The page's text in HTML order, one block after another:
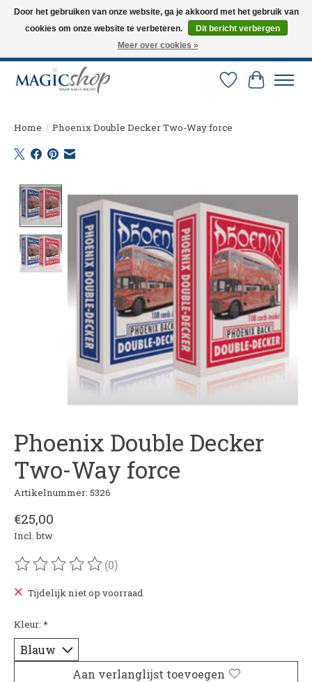
Altijd de nieuwste trucs op voorraad. Snelle verzending via PostNL en DHL.
Langskomen in onze winkel? Bel of mail om een afspraak te maken. 0251-
Verlanglijst
Home / Phoenix Double Decker Two-Way force
Product image slideshow Items
Phoenix Double Decker
Two-Way force
Artikelnummer: 5326
€25,00
Incl. btw
De beoordeling van dit product is
(0)
Tijdelijk niet op voorraad
Kleur: *
Aan verlanglijst toevoegen
Door het gebruiken van onze website, ga je akkoord met het gebruik van
cookies om onze website te verbeteren.
Dit bericht verbergen
Meer over cookies »